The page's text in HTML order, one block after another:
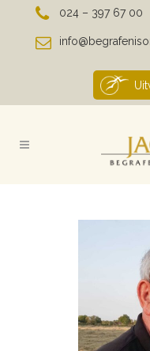
024 – 397 67 00